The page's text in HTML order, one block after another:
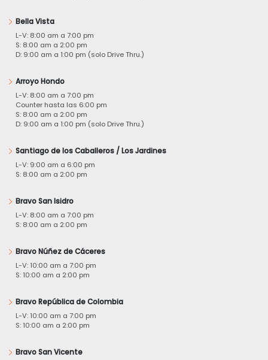
Bella Vista
L-V: 8:00 am a 7:00 pm
S: 8:00 am a 2:00 pm
D: 9:00 am a 1:00 pm (solo Drive Thru.)
Arroyo Hondo
L-V: 8:00 am a 7:00 pm
Counter hasta las 6:00 pm
S: 8:00 am a 2:00 pm
D: 9:00 am a 1:00 pm (solo Drive Thru.)
Santiago de los Caballeros / Los Jardines
L-V: 9:00 am a 6:00 pm
S: 8:00 am a 2:00 pm
Bravo San Isidro
L-V: 8:00 am a 7:00 pm
S: 8:00 am a 2:00 pm
Bravo Núñez de Cáceres
L-V: 10:00 am a 7:00 pm
S: 10:00 am a 2:00 pm
Bravo República de Colombia
L-V: 10:00 am a 7:00 pm
S: 10:00 am a 2:00 pm
Bravo San Vicente